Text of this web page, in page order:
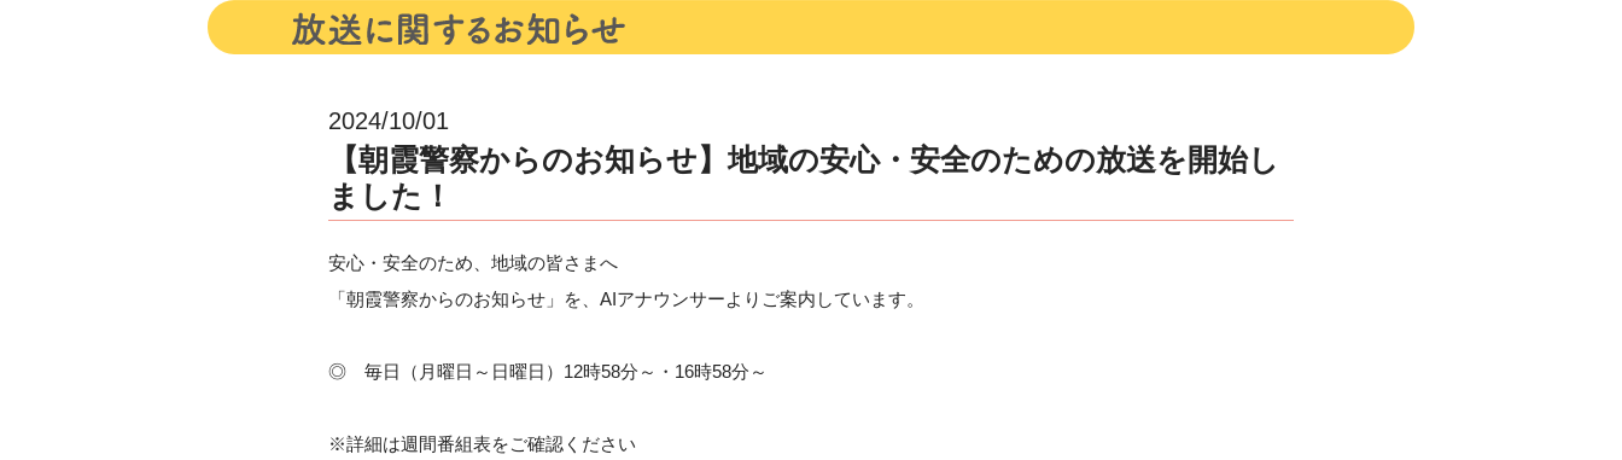
2024/10/01
【朝霞警察からのお知らせ】地域の安心・安全のための放送を開始し
ました！
安心・安全のため、地域の皆さまへ
「朝霞警察からのお知らせ」を、AIアナウンサーよりご案内しています。
◎ 毎日（月曜日～日曜日）12時58分～・16時58分～
※詳細は週間番組表をご確認ください